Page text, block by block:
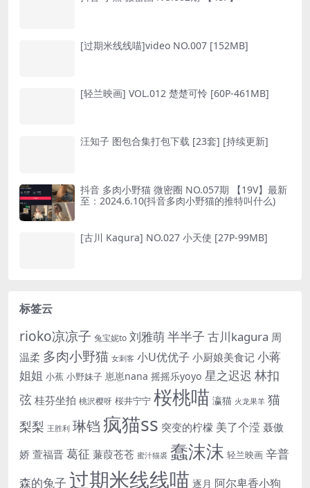
[过期米线线喵]video NO.007 [152MB]
[轻兰映画] VOL.012 楚楚可怜 [60P-461MB]
汪知子 图包合集打包下载 [23套] [持续更新]
抖音 多肉小野猫 微密圈 NO.057期 【19V】最新
至：2024.6.10(抖音多肉小野猫的推特叫什么)
[古川 Kagura] NO.027 小天使 [27P-99MB]
标签云
rioko凉凉子 兔宝妮to 刘雅萌半半子 古川kagura 周
温柔 多肉小野猫 女刺客 小U优优子 小厨娘美食记 小蒋
姐姐 小蕉 小野妹子 崽崽nana 摇摇乐yoyo 星之迟迟 林扣
弦 桂芬坐拍 桃沢樱呀 桜井宁宁 桜桃喵 瀛猫 火龙果羊 猫
梨梨 王胜利 琳铛疯猫ss 突变的柠檬 美了个滢 聂傲
娇 萱福晋葛征 蒹葭苍苍 蜜汁猫裘 蠢沫沫 轻兰映画 辛普
森的兔子 过期米线线喵 逐月 阿尔卑香小狗